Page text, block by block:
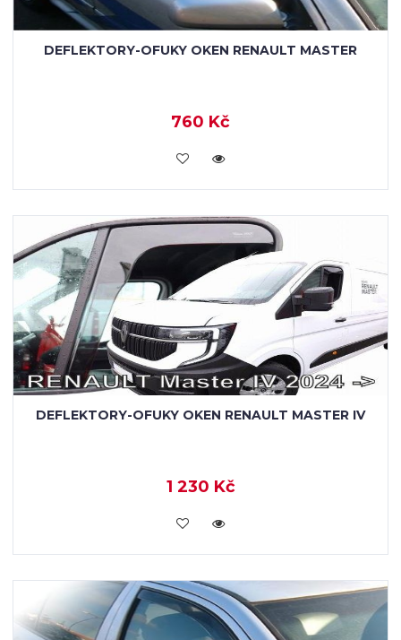
DEFLEKTORY-OFUKY OKEN RENAULT MASTER
760 Kč
KOUPIT
DEFLEKTORY-OFUKY OKEN RENAULT MASTER IV
1 230 Kč
KOUPIT